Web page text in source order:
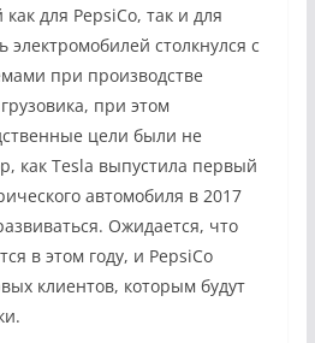
для PepsiCo, так и для
электромобилей столкнулся с
при производстве
при этом
цели были не
как Tesla выпустила первый
автомобиля в 2017
Ожидается, что
в этом году, и PepsiCo
клиентов, которым будут